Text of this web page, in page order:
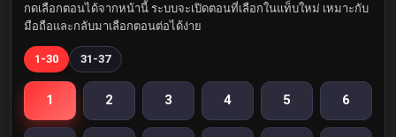
กดเลือกตอนได้จากหน้านี้ ระบบจะเปิดตอนที่เลือกในแท็บใหม่ เหมาะกับ
มือถือและกลับมาเลือกตอนต่อได้ง่าย
1-30 31-37
1 2 3 4 5 6